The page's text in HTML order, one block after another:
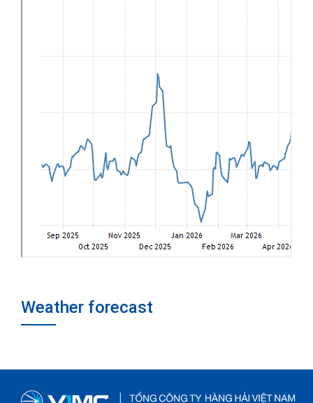
Weather forecast